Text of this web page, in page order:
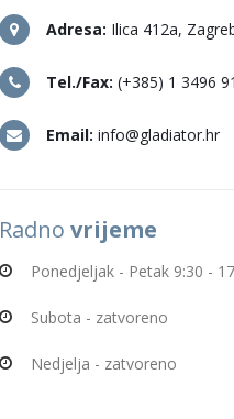
Adresa: Ilica 412a,
Tel./Fax: (+385) 1 3496
Email: info@gladiator.hr
Radno vrijeme
Ponedjeljak - Petak 9:30 -
Subota - zatvoreno
Nedjelja - zatvoreno